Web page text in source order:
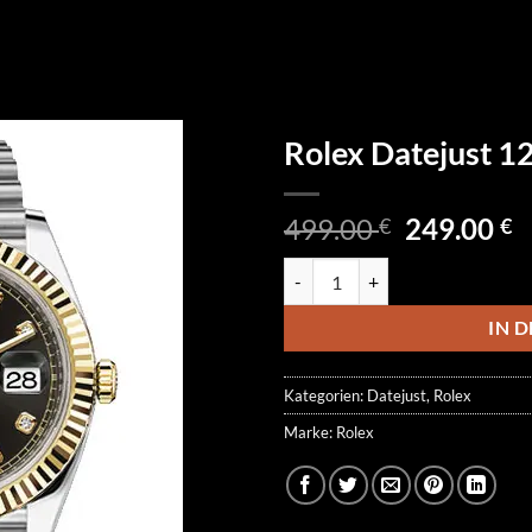
Rolex Datejust
499.00€
499.00 €
249.00€
IN
Kategorien: Datejust, Rolex
Marke: Rolex